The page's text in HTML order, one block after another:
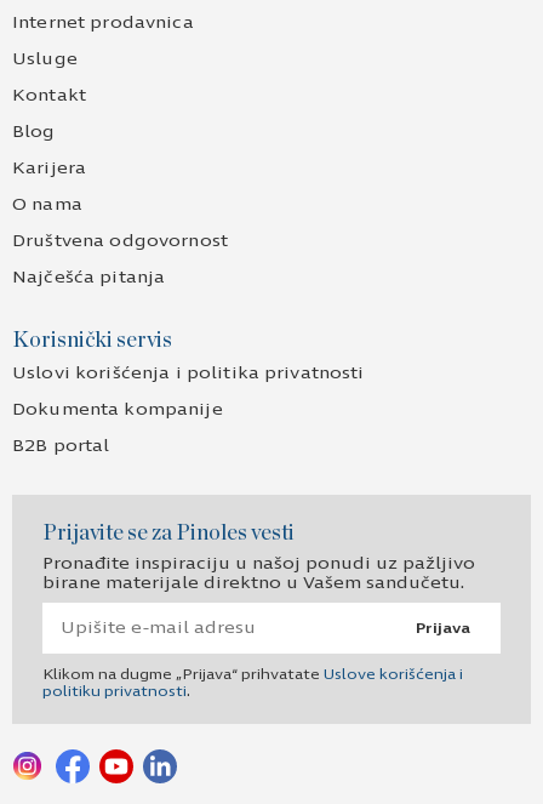
Internet prodavnica
Usluge
Kontakt
Blog
Karijera
O nama
Društvena odgovornost
Najčešća pitanja
Korisnički servis
Uslovi korišćenja i politika privatnosti
Dokumenta kompanije
B2B portal
Prijavite se za Pinoles vesti
Pronađite inspiraciju u našoj ponudi uz pažljivo
birane materijale direktno u Vašem sandučetu.
Prijava
Klikom na dugme „Prijava“ prihvatate Uslove korišćenja i
politiku privatnosti.